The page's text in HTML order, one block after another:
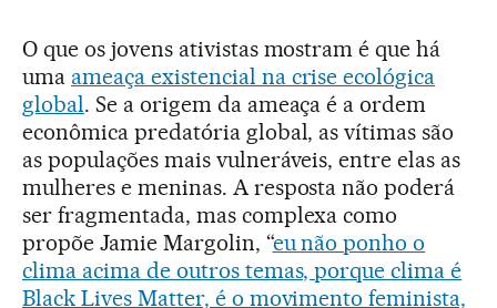
O que os jovens ativistas mostram é que há
uma ameaça existencial na crise ecológica
global. Se a origem da ameaça é a ordem
econômica predatória global, as vítimas são
as populações mais vulneráveis, entre elas as
mulheres e meninas. A resposta não poderá
ser fragmentada, mas complexa como
propõe Jamie Margolin, “eu não ponho o
clima acima de outros temas, porque clima é
Black Lives Matter, é o movimento feminista,